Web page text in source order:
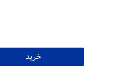
خرید